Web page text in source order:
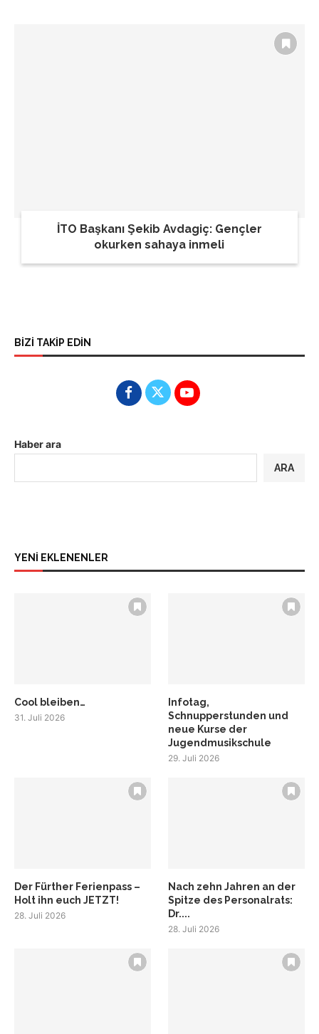
İTO Başkanı Şekib Avdagiç: Gençler
okurken sahaya inmeli
BİZİ TAKİP EDİN
Haber ara
ARA
YENİ EKLENENLER
Cool bleiben…
31. Juli 2026
Infotag,
Schnupperstunden und
neue Kurse der
Jugendmusikschule
29. Juli 2026
Der Fürther Ferienpass –
Holt ihn euch JETZT!
28. Juli 2026
Nach zehn Jahren an der
Spitze des Personalrats:
Dr....
28. Juli 2026